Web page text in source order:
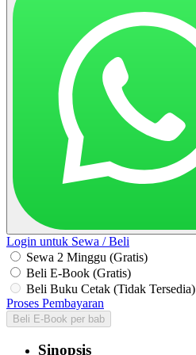
Login untuk Sewa / Beli
Sewa 2 Minggu (Gratis)
Beli E-Book (Gratis)
Beli Buku Cetak (Tidak Tersedia)
Proses Pembayaran
Beli E-Book per bab
Sinopsis